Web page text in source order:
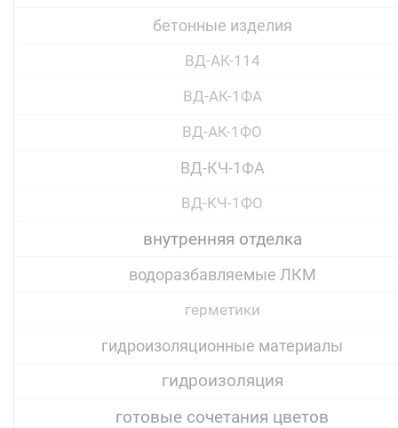
бетонные изделия
ВД-АК-114
ВД-АК-1ФА
ВД-АК-1ФО
ВД-КЧ-1ФА
ВД-КЧ-1ФО
внутренняя отделка
водоразбавляемые ЛКМ
герметики
гидроизоляционные материалы
гидроизоляция
готовые сочетания цветов